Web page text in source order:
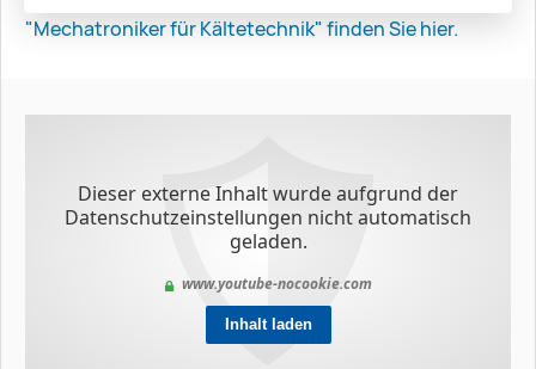
"Mechatroniker für Kältetechnik" finden Sie hier.